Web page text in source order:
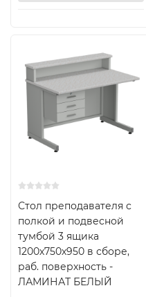
Стол преподавателя с
полкой и подвесной
тумбой 3 ящика
1200х750х950 в сборе,
раб. поверхность -
ЛАМИНАТ БЕЛЫЙ